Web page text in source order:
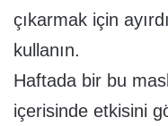
çıkarmak için
kullanın.
Haftada bir bu
içerisinde etkisini